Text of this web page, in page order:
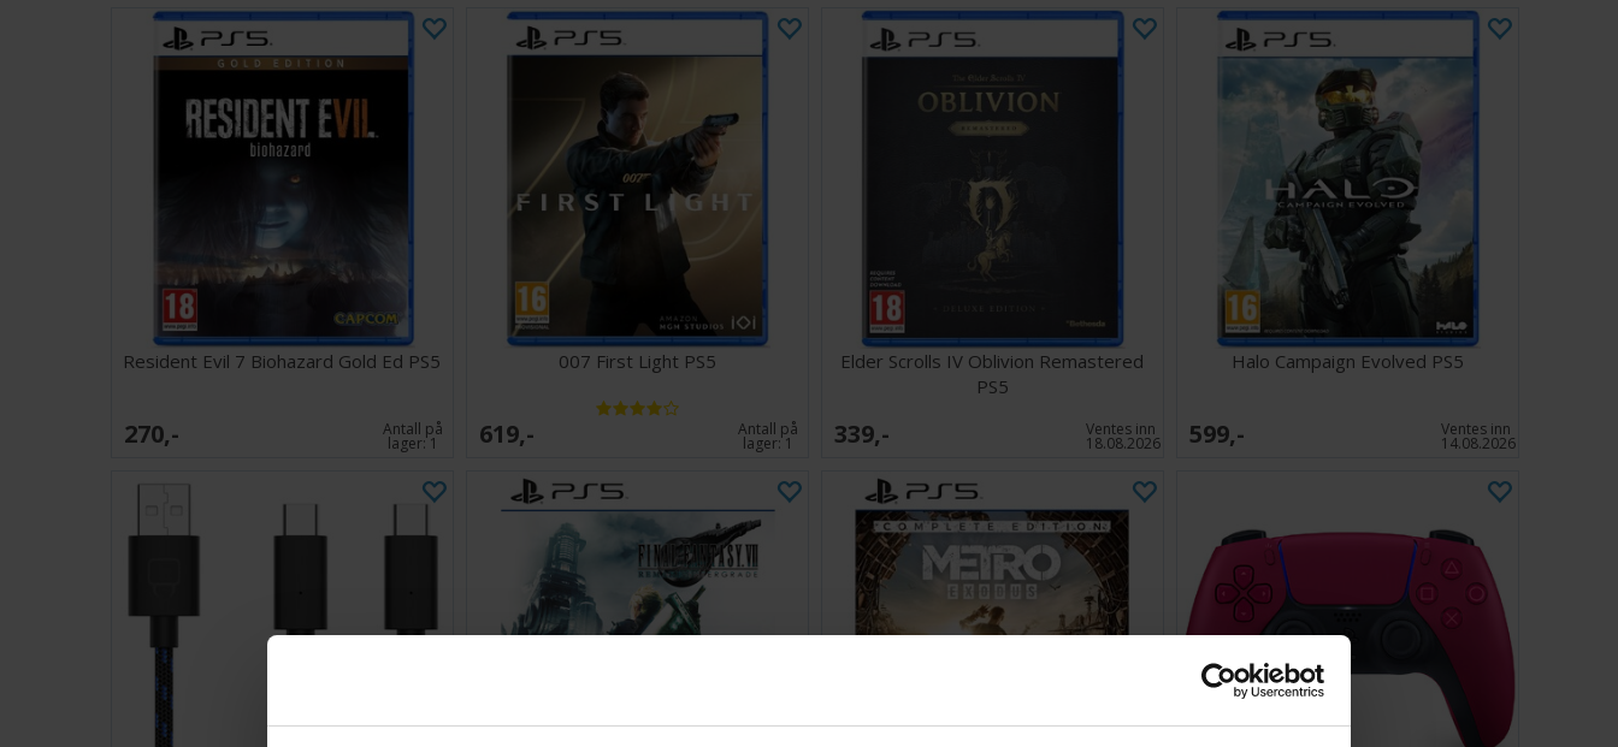
Resident Evil 7 Biohazard Gold Ed PS5
270,- Antall på
lager:1
007 First Light PS5
619,- Antall på
lager:1
Elder Scrolls IV Oblivion Remastered
PS5
339,- Ventes inn
18.08.2026
Halo Campaign Evolved PS5
599,- Ventes inn
14.08.2026